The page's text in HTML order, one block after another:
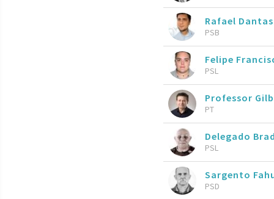
Rafael Dantas
PSB
Felipe
PSL
Professor
PT
Delegado
PSL
Sargento
PSD